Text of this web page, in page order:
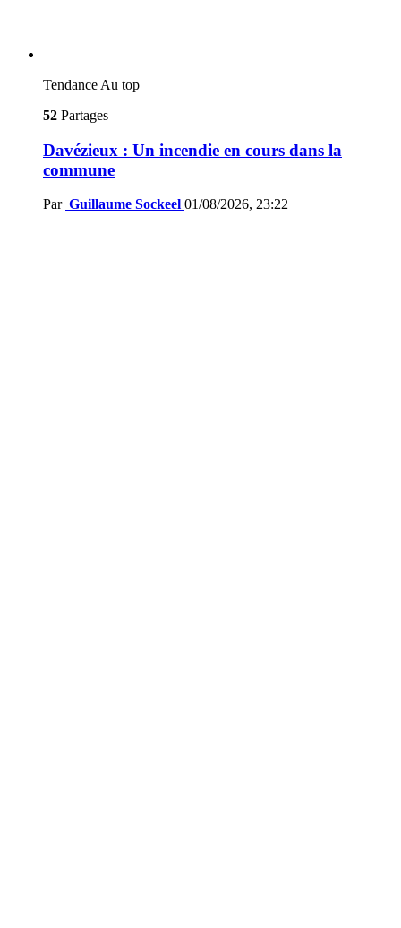
Tendance Au top
52 Partages
Davézieux : Un incendie en cours dans la
commune
Par Guillaume Sockeel 01/08/2026, 23:22